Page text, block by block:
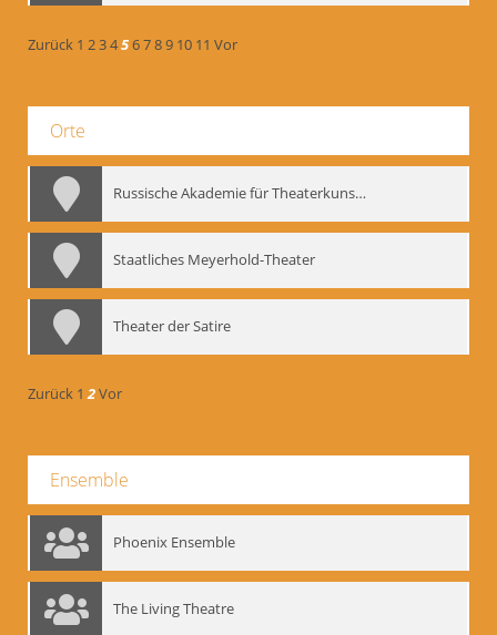
Zurück 1 23456789 10 11 Vor
Orte
Russische Akademie für Theaterkunst – GITIS
Staatliches Meyerhold-Theater
Theater der Satire
Zurück 1 2Vor
Ensemble
Phoenix Ensemble
The Living Theatre